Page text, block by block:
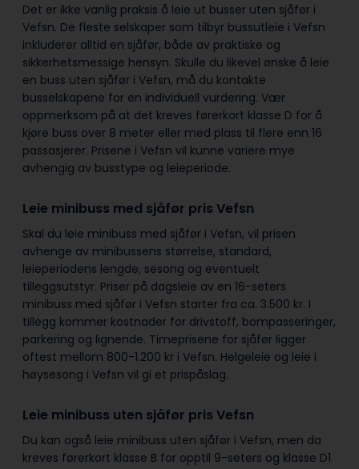
Det er ikke vanlig praksis å leie ut busser uten sjåfør i
Vefsn. De fleste selskaper som tilbyr bussutleie i Vefsn
inkluderer alltid en sjåfør, både av praktiske og
sikkerhetsmessige hensyn. Skulle du likevel ønske å leie
en buss uten sjåfør i Vefsn, må du kontakte
busselskapene for en individuell vurdering. Vær
oppmerksom på at det kreves førerkort klasse D for å
kjøre buss over 8 meter eller med plass til flere enn 16
passasjerer. Prisene i Vefsn vil kunne variere mye
avhengig av busstype og leieperiode.
Leie minibuss med sjåfør pris Vefsn
Skal du leie minibuss med sjåfør i Vefsn, vil prisen
avhenge av minibussens størrelse, standard,
leieperiodens lengde, sesong og eventuelt
tilleggsutstyr. Priser på dagsleie av en 16-seters
minibuss med sjåfør i Vefsn starter fra ca. 3.500 kr. I
tillegg kommer kostnader for drivstoff, bompasseringer,
parkering og lignende. Timeprisene for sjåfør ligger
oftest mellom 800-1.200 kr i Vefsn. Helgeleie og leie i
høysesong i Vefsn vil gi et prispåslag.
Leie minibuss uten sjåfør pris Vefsn
Du kan også leie minibuss uten sjåfør i Vefsn, men da
kreves førerkort klasse B for opptil 9-seters og klasse D1